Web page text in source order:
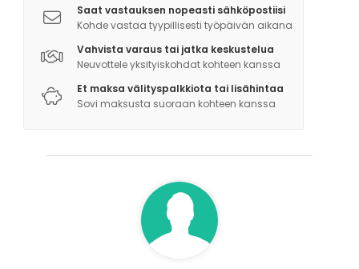
Saat vastauksen nopeasti sähköpostiisi
Kohde vastaa tyypillisesti työpäivän aikana
Vahvista varaus tai jatka keskustelua
Neuvottele yksityiskohdat kohteen kanssa
Et maksa välityspalkkiota tai lisähintaa
Sovi maksusta suoraan kohteen kanssa